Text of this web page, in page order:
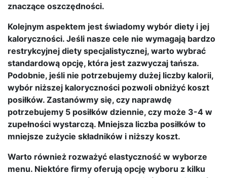
znaczące oszczędności.
Kolejnym aspektem jest świadomy wybór diety i jej
kaloryczności. Jeśli nasze cele nie wymagają bardzo
restrykcyjnej diety specjalistycznej, warto wybrać
standardową opcję, która jest zazwyczaj tańsza.
Podobnie, jeśli nie potrzebujemy dużej liczby kalorii,
wybór niższej kaloryczności pozwoli obniżyć koszt
posiłków. Zastanówmy się, czy naprawdę
potrzebujemy 5 posiłków dziennie, czy może 3-4 w
zupełności wystarczą. Mniejsza liczba posiłków to
mniejsze zużycie składników i niższy koszt.
Warto również rozważyć elastyczność w wyborze
menu. Niektóre firmy oferują opcję wyboru z kilku